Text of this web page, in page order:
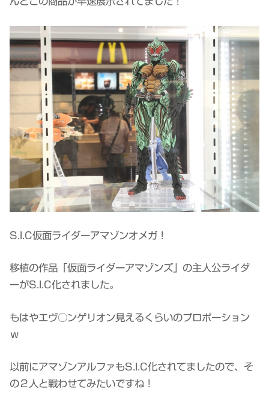
S.I.C仮面ライダーアマゾンオメガ！
移植の作品「仮面ライダーアマゾンズ」の主人公ライダ
ーがS.I.C化されました。
もはやエヴ○ンゲリオン見えるくらいのプロポーション
ｗ
以前にアマゾンアルファもS.I.C化されてましたので、そ
の２人と戦わせてみたいですね！